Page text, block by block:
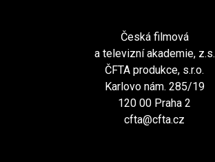
Česká filmová
a televizní akademie, z.s.
ČFTA produkce, s.r.o.
Karlovo nám. 285/19
120 00 Praha 2
cfta@cfta.cz